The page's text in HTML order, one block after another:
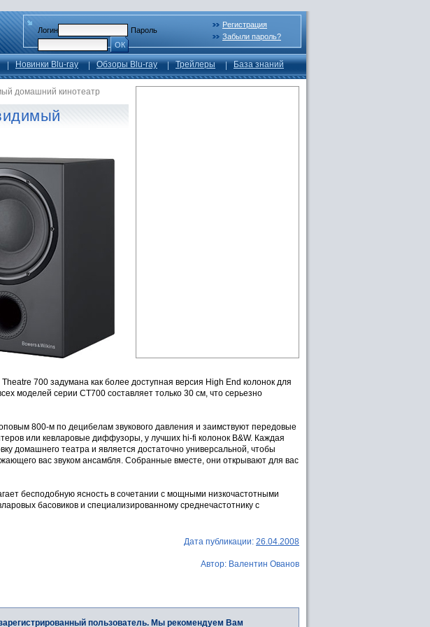
Логин
Пароль
ОК
Регистрация
Забыли пароль?
Новинки Blu-ray Обзоры Blu-ray Трейлеры База знаний
домашний кинотеатр
700 задумана как более доступная версия High End колонок для
моделей серии СТ700 составляет только 30 см, что серьезно
800-м по децибелам звукового давления и заимствуют передовые
или кевларовые диффузоры, у лучших hi-fi колонок B&W. Каждая
домашнего театра и является достаточно универсальной, чтобы
вас звуком ансамбля. Собранные вместе, они открывают для вас
бесподобную ясность в сочетании с мощными низкочастотными
басовиков и специализированному среднечастотнику с
Дата публикации: 26.04.2008
Автор: Валентин Ованов
пользователь. Мы рекомендуем Вам